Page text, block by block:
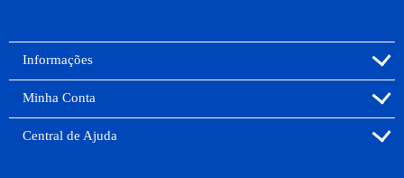
Informações
Minha Conta
Central de Ajuda